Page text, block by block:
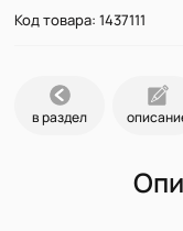
Код товара: 1437111
в раздел